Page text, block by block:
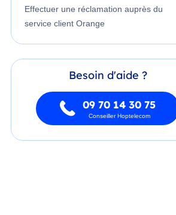
Effectuer une réclamation auprès du
service client Orange
Besoin d'aide ?
09 70 14 30 75
Conseiller Hoptelecom